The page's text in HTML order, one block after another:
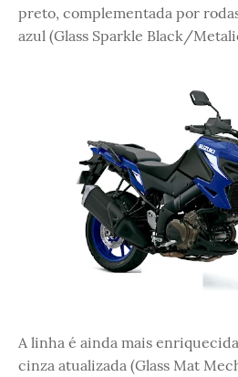
preto, complementada por
azul (Glass Sparkle Black/
A linha é ainda mais
cinza atualizada (Glass Mat